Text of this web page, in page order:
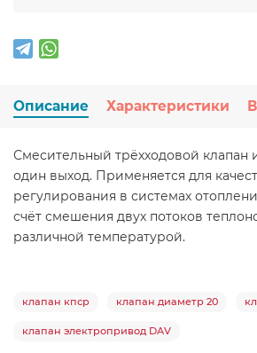
Описание Характеристики
Смесительный трёхходовой клапан
один выход. Применяется для
регулирования в системах
счёт смешения двух потоков
различной температурой.
клапан кпср клапан диаметр 20
клапан электропривод DAV